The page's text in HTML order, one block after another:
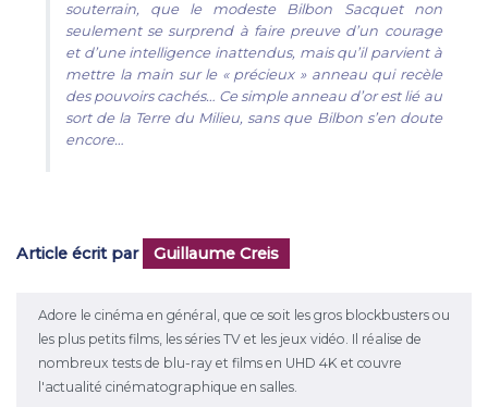
souterrain, que le modeste Bilbon Sacquet non
seulement se surprend à faire preuve d’un courage
et d’une intelligence inattendus, mais qu’il parvient à
mettre la main sur le « précieux » anneau qui recèle
des pouvoirs cachés… Ce simple anneau d’or est lié au
sort de la Terre du Milieu, sans que Bilbon s’en doute
encore…
Article écrit par Guillaume Creis
Adore le cinéma en général, que ce soit les gros blockbusters ou
les plus petits films, les séries TV et les jeux vidéo. Il réalise de
nombreux tests de blu-ray et films en UHD 4K et couvre
l'actualité cinématographique en salles.